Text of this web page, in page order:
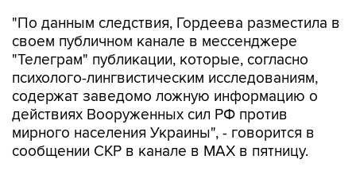
"По данным следствия, Гордеева разместила в
своем публичном канале в мессенджере
"Телеграм" публикации, которые, согласно
психолого-лингвистическим исследованиям,
содержат заведомо ложную информацию о
действиях Вооруженных сил РФ против
мирного населения Украины", - говорится в
сообщении СКР в канале в MAX в пятницу.